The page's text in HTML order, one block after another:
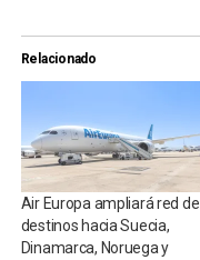
Relacionado
Air Europa ampliará red de
destinos hacia Suecia,
Dinamarca, Noruega y